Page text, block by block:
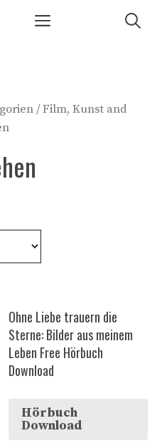
Menü
/Film, Kunst and
Ohne Liebe trauern die
Sterne: Bilder aus meinem
Leben Free Hörbuch
Download
Hörbuch
Download